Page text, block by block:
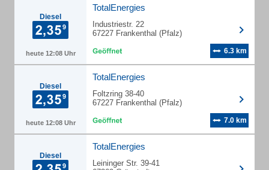
Diesel
heute 12:08 Uhr
TotalEnergies
Industriestr. 22
67227 Frankenthal (Pfalz)
6.3 km
Diesel
heute 12:08 Uhr
TotalEnergies
Foltzring 38-40
67227 Frankenthal (Pfalz)
7.0 km
Diesel
TotalEnergies
Leininger Str. 39-41